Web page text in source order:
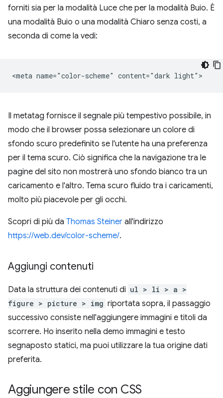
forniti sia per la modalità Luce che per la modalità Buio. È
una modalità Buio o una modalità Chiaro senza costi, a
seconda di come la vedi:
Il metatag fornisce il segnale più tempestivo possibile, in
modo che il browser possa selezionare un colore di
sfondo scuro predefinito se l'utente ha una preferenza
per il tema scuro. Ciò significa che la navigazione tra le
pagine del sito non mostrerà uno sfondo bianco tra un
caricamento e l'altro. Tema scuro fluido tra i caricamenti,
molto più piacevole per gli occhi.
Scopri di più da Thomas Steiner all'indirizzo
https://web.dev/color-scheme/.
Aggiungi contenuti
Data la struttura dei contenuti di ul > li > a >
figure > picture > img riportata sopra, il passaggio
successivo consiste nell'aggiungere immagini e titoli da
scorrere. Ho inserito nella demo immagini e testo
segnaposto statici, ma puoi utilizzare la tua origine dati
preferita.
Aggiungere stile con CSS